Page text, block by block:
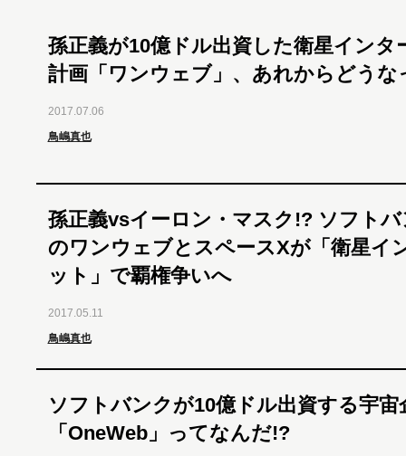
孫正義が10億ドル出資した衛星インタ
計画「ワンウェブ」、あれからどうな
2017.07.06
鳥嶋真也
孫正義vsイーロン・マスク!? ソフトバ
のワンウェブとスペースXが「衛星イ
ット」で覇権争いへ
2017.05.11
鳥嶋真也
ソフトバンクが10億ドル出資する宇宙
「OneWeb」ってなんだ!?